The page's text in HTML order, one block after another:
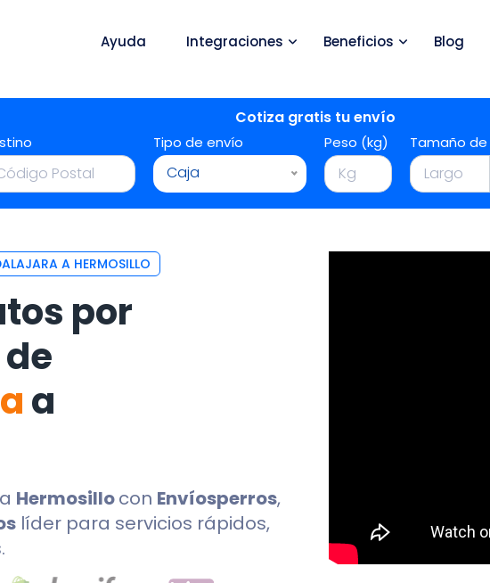
Ayuda Integraciones Beneficios Blog
Cotiza gratis tu envío
Tipo de envío
Caja
Peso (kg) Tamaño
A HERMOSILLO
por
a
a Hermosillocon Envíosperros,
líder para servicios rápidos,